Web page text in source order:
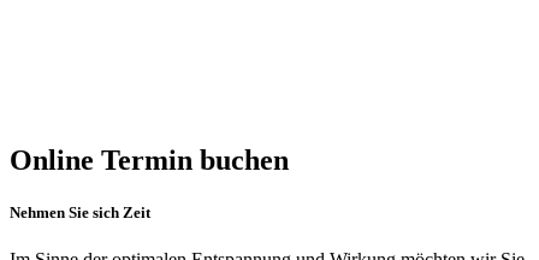
Online Termin buchen
Nehmen Sie sich Zeit